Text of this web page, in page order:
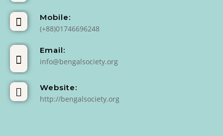
Mobile:
(+88)01746696248
Email:
info@bengalsociety.org
Website:
http://bengalsociety.org